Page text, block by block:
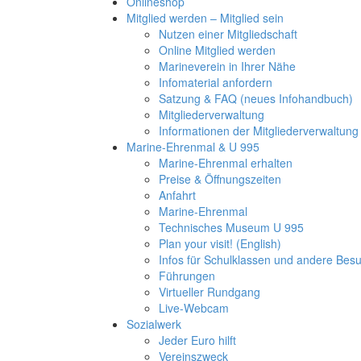
Mitglied werden – Mitglied sein
Nutzen einer Mitgliedschaft
Online Mitglied werden
Marineverein in Ihrer Nähe
Infomaterial anfordern
Satzung & FAQ (neues Infohandbuch)
Mitgliederverwaltung
Informationen der Mitgliederverwaltung
Marine-Ehrenmal & U 995
Marine-Ehrenmal erhalten
Preise & Öffnungszeiten
Anfahrt
Marine-Ehrenmal
Technisches Museum U 995
Plan your visit! (English)
Infos für Schulklassen und andere
Führungen
Virtueller Rundgang
Live-Webcam
Sozialwerk
Jeder Euro hilft
Vereinszweck